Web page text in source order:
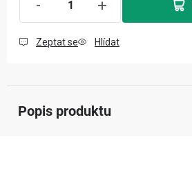
Zeptat se Hlídat
Popis produktu